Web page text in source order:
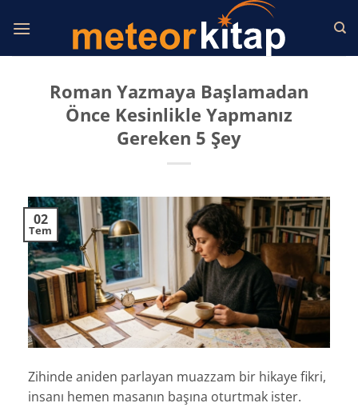
atla
Roman Yazmaya Başlamadan
Önce Kesinlikle Yapmanız
Gereken 5 Şey
02
Tem
Zihinde aniden parlayan muazzam bir hikaye fikri,
insanı hemen masanın başına oturtmak ister.